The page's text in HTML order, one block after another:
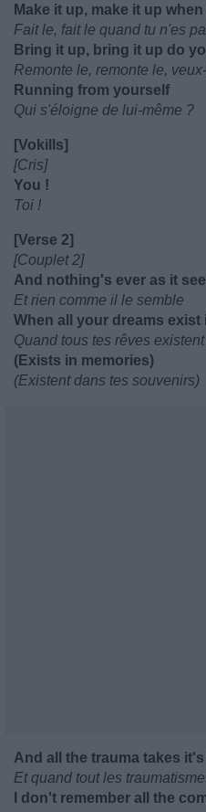
Make it up, make it up
Fait le, fait le quand tu n'es
Bring it up, bring it up do
Remonte le, remonte le,
Running from yourself
Qui s'éloigne de lui-même ?
[Vokills]
[Cris]
You !
Toi !
[Verse 2]
[Couplet 2]
And nothing's ever as it
Et rien comme il le semble
When all your dreams exist
Quand tous tes rêves
(Exists in memories)
(Existent dans tes souvenirs)
And all the trauma takes it's
Et quand tout les
I don't remember all the